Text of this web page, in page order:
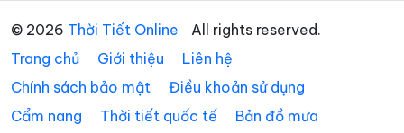
Phường Rạch Dừa Phường Sài Gòn
Phường Tam Bình Phường Tam Long
© 2026 Thời Tiết Online
All rights reserved.
Trang chủ
Giới thiệu
Liên hệ
Chính sách bảo mật
Điều khoản sử dụng
Cẩm nang
Thời tiết quốc tế Bản đồ mưa